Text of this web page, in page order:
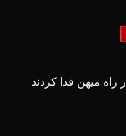
راه میهن فدا کردند